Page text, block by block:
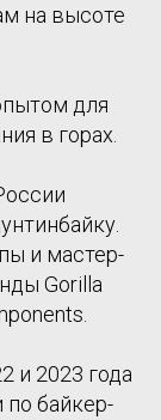
на высоте
для
в горах.
и мастер-
Gorilla
и 2023 года
по байкер-